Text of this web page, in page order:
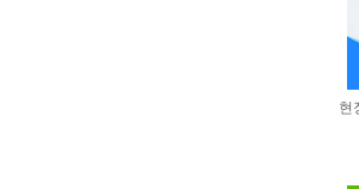
현